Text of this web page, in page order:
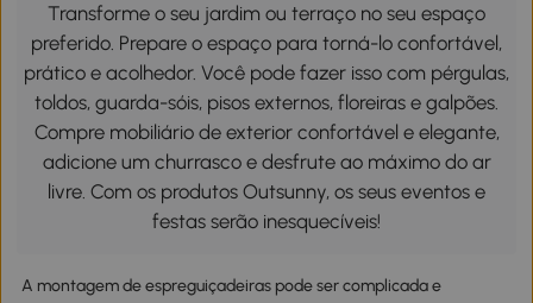
Transforme o seu jardim ou terraço no seu espaço
preferido. Prepare o espaço para torná-lo confortável,
prático e acolhedor. Você pode fazer isso com pérgulas,
toldos, guarda-sóis, pisos externos, floreiras e galpões.
Compre mobiliário de exterior confortável e elegante,
adicione um churrasco e desfrute ao máximo do ar
livre. Com os produtos Outsunny, os seus eventos e
festas serão inesquecíveis!
A montagem de espreguiçadeiras pode ser complicada e